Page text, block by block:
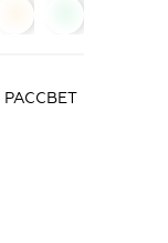
РАССВЕТ